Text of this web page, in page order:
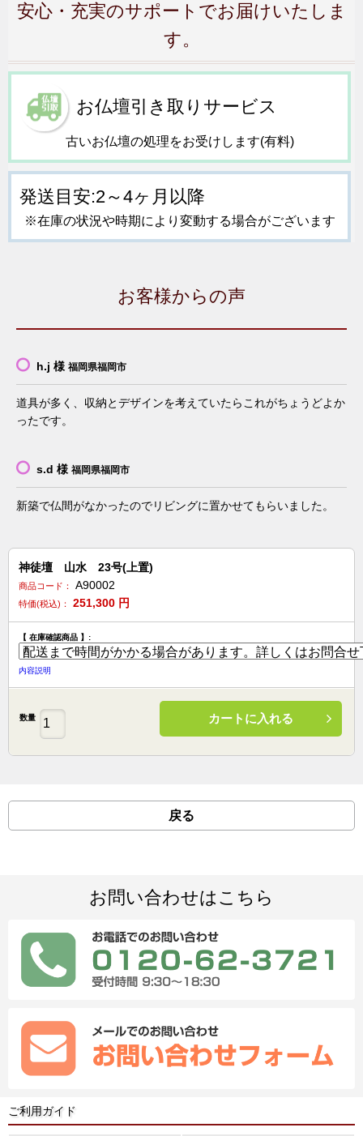
安心・充実のサポートでお届けいたしま
す。
お仏壇引き取りサービス
古いお仏壇の処理をお受けします(有料)
発送目安:2～4ヶ月以降
※在庫の状況や時期により変動する場合がございます
お客様からの声
h.j 様 福岡県福岡市
道具が多く、収納とデザインを考えていたらこれがちょうどよか
ったです。
s.d 様 福岡県福岡市
新築で仏間がなかったのでリビングに置かせてもらいました。
神徒壇 山水 23号(上置)
商品コード： A90002
特価(税込)： 251,300 円
【 在庫確認商品 】:
内容説明
数量 カートに入れる
戻る
お問い合わせはこちら
ご利用ガイド